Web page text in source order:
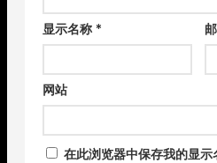
显示名称 *
网站
在此浏览器中保存我的显